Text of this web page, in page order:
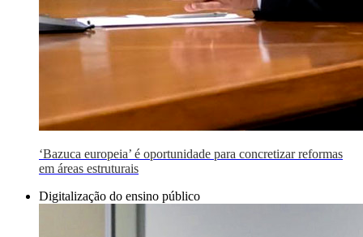
‘Bazuca europeia’ é oportunidade para concretizar reformas
em áreas estruturais
Digitalização do ensino público